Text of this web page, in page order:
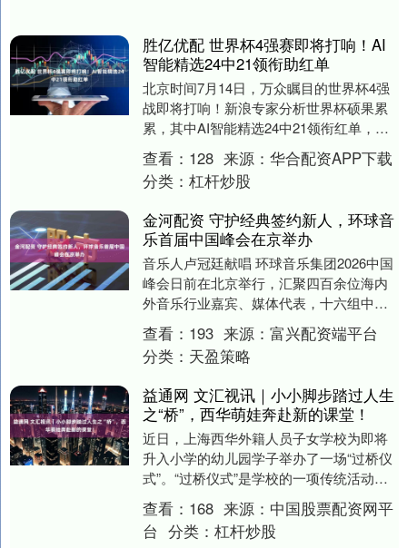
胜亿优配 世界杯4强赛即将打响！AI
智能精选24中21领衔助红单
北京时间7月14日，万众瞩目的世界杯4强
战即将打响！新浪专家分析世界杯硕果累
累，其中AI智能精选24中21领衔红单，老
道看球世界杯比赛5连红+近11中9，孤注
一....
查看： 128 来源： 华合配资APP下载
分类： 杠杆炒股
金河配资 守护经典签约新人，环球音
乐首届中国峰会在京举办
音乐人卢冠廷献唱 环球音乐集团2026中国
峰会日前在北京举行，汇聚四百余位海内
外音乐行业嘉宾、媒体代表，十六组中外
艺人轮番登台献演，现场发布艺人签约、
厂牌合作、....
查看： 193 来源： 富兴配资端平台
分类： 天盈策略
益通网 文汇视讯｜小小脚步踏过人生
之“桥”，西华萌娃奔赴新的课堂！
近日，上海西华外籍人员子女学校为即将
升入小学的幼儿园学子举办了一场“过桥仪
式”。“过桥仪式”是学校的一项传统活动，
学生踏过桥梁，标志着从幼儿园向一年级
过渡，象征....
查看： 168 来源： 中国股票配资网平
台 分类： 杠杆炒股